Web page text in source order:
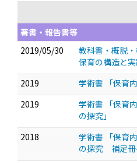
著書・報告書等
2019/05/30
教科書・概説
保育の構造と実
2019
学術書 「保育内
2019
学術書 「保育
の探究」
2018
学術書 「保育
の探究 補足冊